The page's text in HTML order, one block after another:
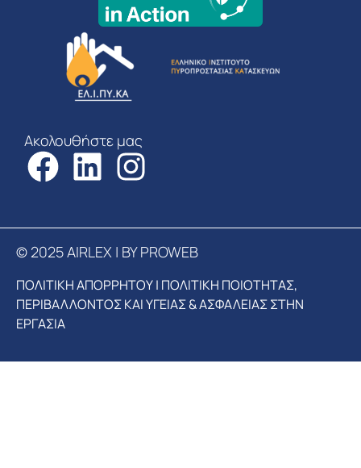
Ακολουθήστε μας
© 2025 AIRLEX | BY PROWEB
ΠΟΛΙΤΙΚΗ ΑΠΟΡΡΗΤΟΥ| ΠΟΛΙΤΙΚΗ ΠΟΙΟΤΗΤΑΣ,
ΠΕΡΙΒΑΛΛΟΝΤΟΣ ΚΑΙ ΥΓΕΙΑΣ & ΑΣΦΑΛΕΙΑΣ ΣΤΗΝ
ΕΡΓΑΣΙΑ